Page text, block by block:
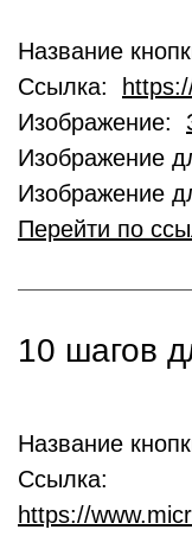
Название
Ссылка:
Изображение:
Изображение
Изображение
Перейти по
10 шагов
Название
Ссылка:
https://